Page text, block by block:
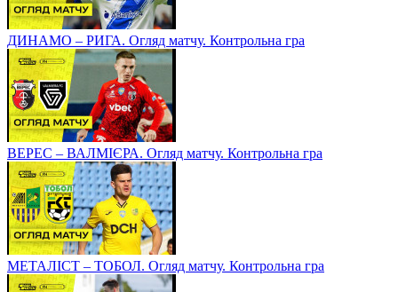
ДИНАМО – РИГА. Огляд матчу. Контрольна гра
ВЕРЕС – ВАЛМІЄРА. Огляд матчу. Контрольна гра
МЕТАЛІСТ – ТОБОЛ. Огляд матчу. Контрольна гра